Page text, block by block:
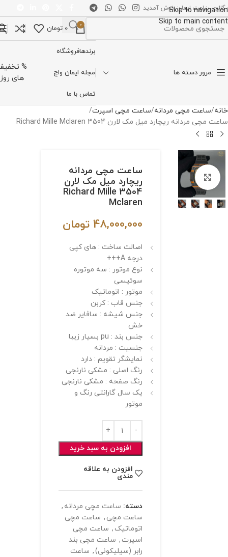
Skip to navigation
Skip to main content
گالری ساعت ایمان خوش آمدید
0
0 تومان
مرور دسته ها
برندهافروشگاه
مجله ایمان واچ
تماس با ما
%
های روز
خانه ساعت مچی مردانه ساعت مچی اسپرت
ساعت مچی مردانه ریچارد میل مک لارن 3504 Richard Mille Mclaren
برای بزرگنمایی کلیک کنیدساعت مچی مردانه
ریچارد میل مک لارن
3504 Richard Mille
Mclaren
48,000,000 تومان
اصالت ساخت : های کپی
درجه A+++
نوع موتور : سه موتوره
سوئیسی
موتور : اتوماتیک
جنس قاب : کربن
جنس شیشه : سافایر ضد
خش
جنس بند : pu بسیار زیبا
جنسیت : مردانه
نمایشگر تقویم : دارد
رنگ اصلی : مشکی نارنجی
رنگ صفحه : مشکی نارنجی
یک سال گارانتی رنگ و
موتور
افزودن به سبد خرید
افزودن به علاقه
مندی
دسته: ساعت مچی مردانه ,
ساعت مچی , ساعت مچی
اتوماتیک , ساعت مچی
اسپرت , ساعت مچی بند
رابر (سیلیکونی), ساعت